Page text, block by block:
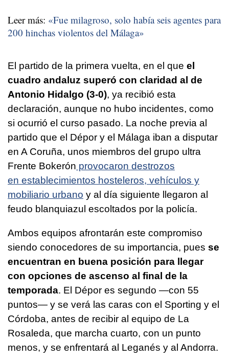
Leer más: «Fue milagroso, solo había seis agentes para
200 hinchas violentos del Málaga»
El partido de la primera vuelta, en el que el
cuadro andaluz superó con claridad al de
Antonio Hidalgo (3-0), ya recibió esta
declaración, aunque no hubo incidentes, como
si ocurrió el curso pasado. La noche previa al
partido que el Dépor y el Málaga iban a disputar
en A Coruña, unos miembros del grupo ultra
Frente Bokerón provocaron destrozos
en establecimientos hosteleros, vehículos y
mobiliario urbano y al día siguiente llegaron al
feudo blanquiazul escoltados por la policía.
Ambos equipos afrontarán este compromiso
siendo conocedores de su importancia, pues se
encuentran en buena posición para llegar
con opciones de ascenso al final de la
temporada. El Dépor es segundo —con 55
puntos— y se verá las caras con el Sporting y el
Córdoba, antes de recibir al equipo de La
Rosaleda, que marcha cuarto, con un punto
menos, y se enfrentará al Leganés y al Andorra.